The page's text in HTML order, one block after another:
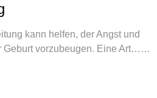
kann helfen, der Angst und
Geburt vorzubeugen. Eine Art…